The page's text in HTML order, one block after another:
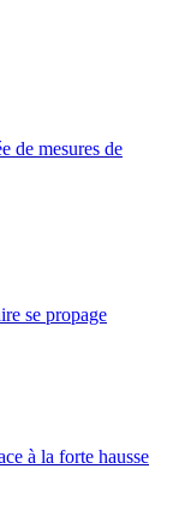
de mesures de
se propage
à la forte hausse